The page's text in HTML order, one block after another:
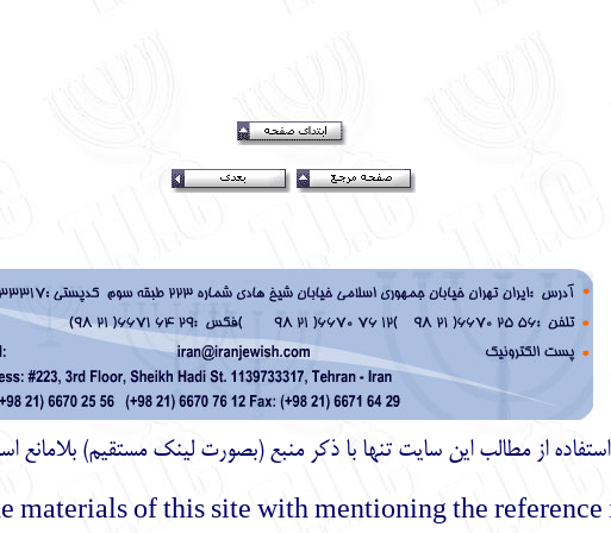
استفاده از مطالب اين سايت تنها با ذكر منبع (بصورت لینک مستقیم) بلامانع